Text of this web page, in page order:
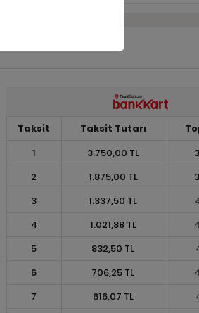
Taksit Taksit Tutarı
1
3.750,00 TL
2
1.875,00 TL
3
1.337,50 TL
4
1.021,88 TL
5
832,50 TL
6
706,25 TL
7
616,07 TL